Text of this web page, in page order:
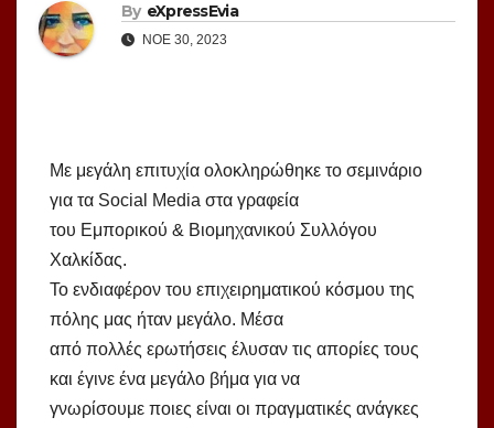
By eXpressEvia
ΝΟΈ 30, 2023
Με μεγάλη επιτυχία ολοκληρώθηκε το σεμινάριο
για τα Social Media στα γραφεία
του Εμπορικού & Βιομηχανικού Συλλόγου
Χαλκίδας.
Το ενδιαφέρον του επιχειρηματικού κόσμου της
πόλης μας ήταν μεγάλο. Μέσα
από πολλές ερωτήσεις έλυσαν τις απορίες τους
και έγινε ένα μεγάλο βήμα για να
γνωρίσουμε ποιες είναι οι πραγματικές ανάγκες